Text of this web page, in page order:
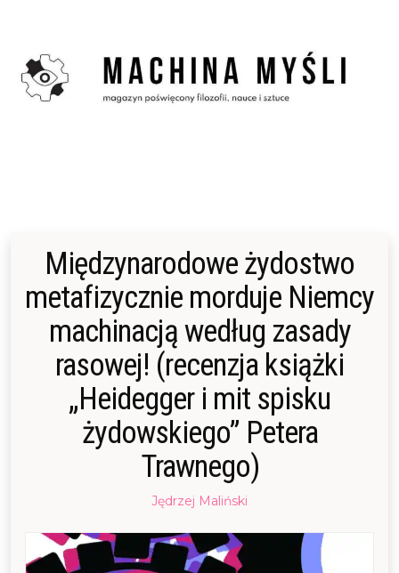
content
Międzynarodowe żydostwo
metafizycznie morduje Niemcy
machinacją według zasady
rasowej! (recenzja książki
„Heidegger i mit spisku
żydowskiego” Petera
Trawnego)
Posted
15/10/201707/04/2018
Jędrzej Maliński